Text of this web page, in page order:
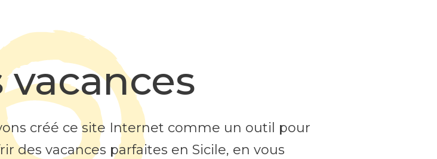
vacances
créé ce site Internet comme un outil pour
des vacances parfaites en Sicile, en vous